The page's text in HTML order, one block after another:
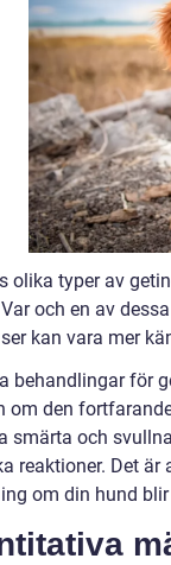
olika typer av
och en av
kan vara mer
behandlingar för
om den
smärta och
reaktioner. Det
om din hund